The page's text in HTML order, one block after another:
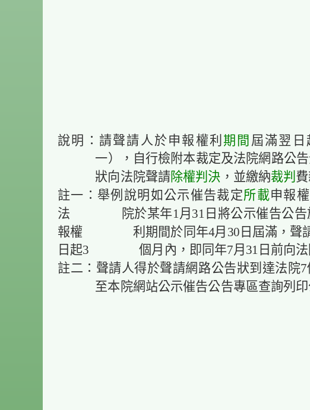
說明：請聲請人於申報權利期間 屆滿翌日
一），自行檢附本裁定及法院網路公
狀向法院聲請除權判決 ，並繳納裁判
註一：舉例說明如公示催告裁定所載申報
法 院於某年1月31日將公示催告公告
報權 利期間於同年4月30日屆滿，聲請
日起3 個月內，即同年7月31日前向法
註二：聲請人得於聲請網路公告狀到達法院
至本院網站公示催告公告專區查詢列印